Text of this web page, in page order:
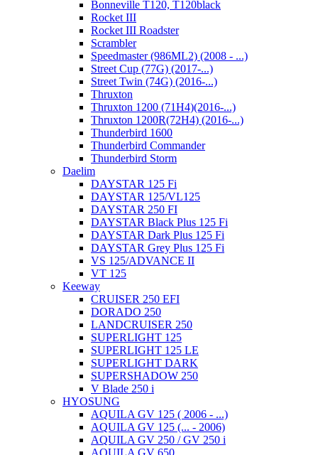
Bonneville T120, T120black
Rocket III
Rocket III Roadster
Scrambler
Speedmaster (986ML2) (2008 - ...)
Street Cup (77G) (2017-...)
Street Twin (74G) (2016-...)
Thruxton
Thruxton 1200 (71H4)(2016-...)
Thruxton 1200R(72H4) (2016-...)
Thunderbird 1600
Thunderbird Commander
Thunderbird Storm
Daelim
DAYSTAR 125 Fi
DAYSTAR 125/VL125
DAYSTAR 250 FI
DAYSTAR Black Plus 125 Fi
DAYSTAR Dark Plus 125 Fi
DAYSTAR Grey Plus 125 Fi
VS 125/ADVANCE II
VT 125
Keeway
CRUISER 250 EFI
DORADO 250
LANDCRUISER 250
SUPERLIGHT 125
SUPERLIGHT 125 LE
SUPERLIGHT DARK
SUPERSHADOW 250
V Blade 250 i
HYOSUNG
AQUILA GV 125 ( 2006 - ...)
AQUILA GV 125 (... - 2006)
AQUILA GV 250 / GV 250 i
AQUILA GV 650